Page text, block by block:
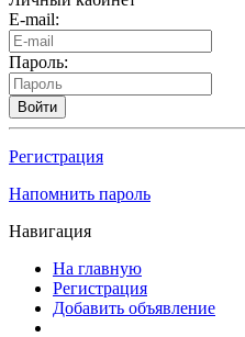
E-mail:
Пароль:
Войти
Регистрация
Напомнить пароль
Навигация
На главную
Регистрация
Добавить объявление